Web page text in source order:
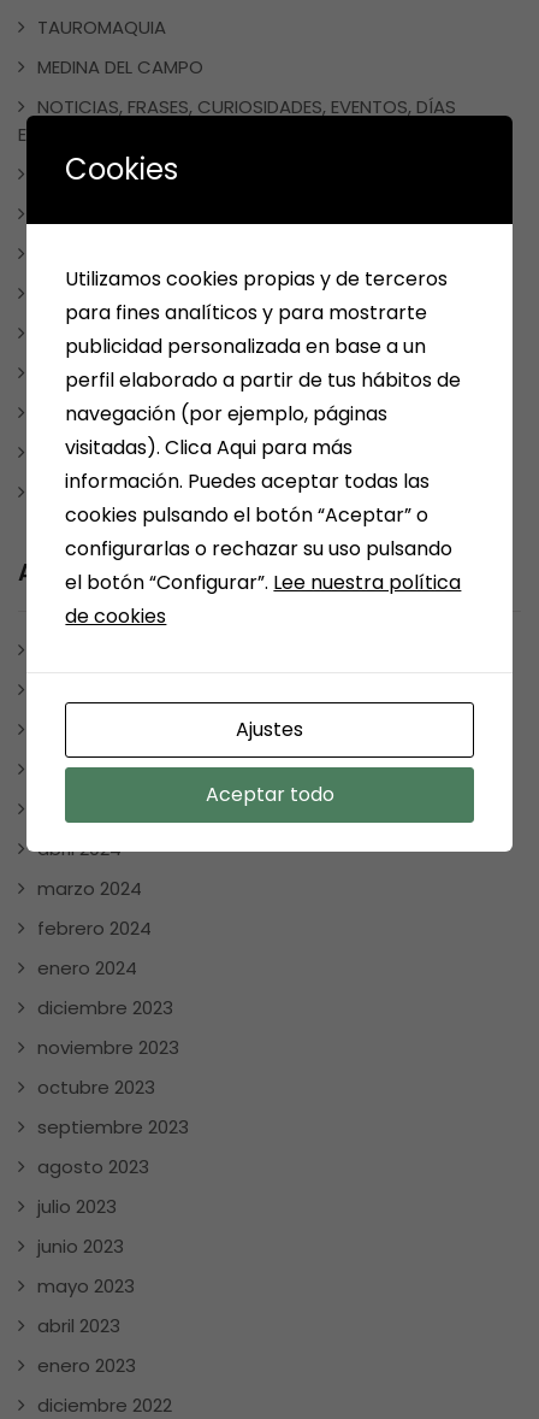
TAUROMAQUIA
MEDINA DEL CAMPO
NOTICIAS, FRASES, CURIOSIDADES, EVENTOS, DÍAS
ESPECIALES
NUESTRAS SELECCIONES POR TEMAS
REGALOS
REGALOSPERSONALIZADOS
SMOLKAY
Uncategorized
VARIOS
WEBS RECOMENDABLES
Archives
noviembre 2024
abril 2024
marzo 2024
febrero 2024
enero 2024
diciembre 2023
noviembre 2023
octubre 2023
septiembre 2023
agosto 2023
julio 2023
junio 2023
mayo 2023
abril 2023
enero 2023
diciembre 2022
Cookies
Utilizamos cookies propias y de terceros
para fines analíticos y para mostrarte
publicidad personalizada en base a un
perfil elaborado a partir de tus hábitos de
navegación (por ejemplo, páginas
visitadas). Clica Aqui para más
información. Puedes aceptar todas las
cookies pulsando el botón “Aceptar” o
configurarlas o rechazar su uso pulsando
el botón “Configurar”. Lee nuestra política
de cookies
Ajustes
Aceptar todo